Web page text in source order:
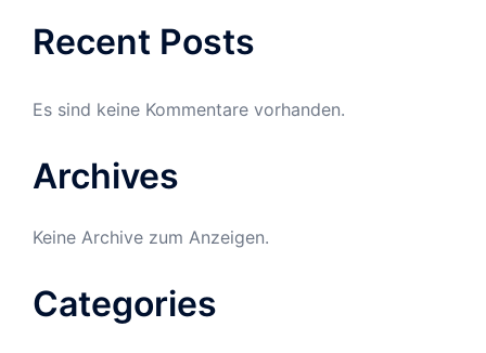
Recent Posts
Es sind keine Kommentare vorhanden.
Archives
Keine Archive zum Anzeigen.
Categories